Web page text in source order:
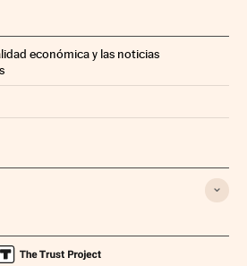
económica y las noticias
en Facebook
en Twitter